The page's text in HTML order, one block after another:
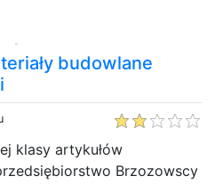
budowlane
klasy artykułów
Brzozowscy